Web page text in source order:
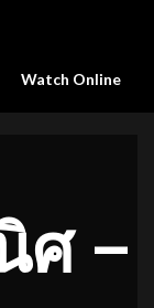
Watch Online
ศ –